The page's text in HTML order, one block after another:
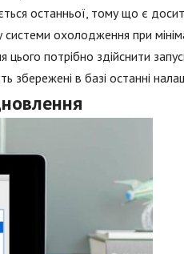
останньої, тому що є
охолодження при
потрібно здійснити
збережені в базі останні